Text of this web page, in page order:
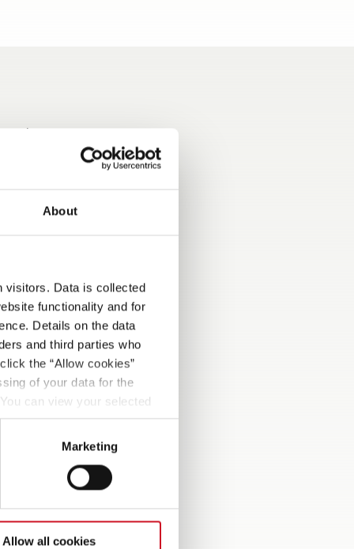
About
visitors. Data is collected
functionality and for
Details on the data
and third parties who
the “Allow cookies”
of your data for the
can view your selected
at the bottom left of
Marketing
Allow all cookies
rojos
de Dethleffs